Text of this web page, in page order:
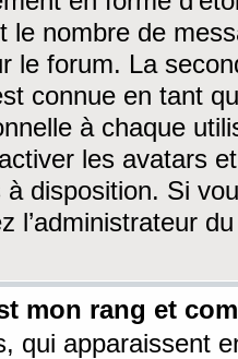
le nombre de
le forum. La
connue en tant
à chaque
les avatars
à disposition. Si
l’administrateur
mon rang et
qui apparaissent